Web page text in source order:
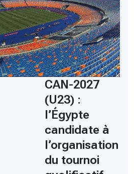
CAN-2027
(U23) :
l’Égypte
candidate à
l’organisation
du tournoi